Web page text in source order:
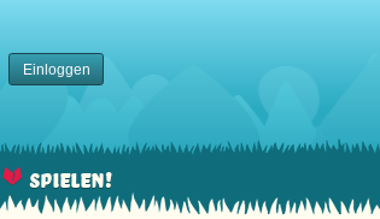
Einloggen
Spielen!